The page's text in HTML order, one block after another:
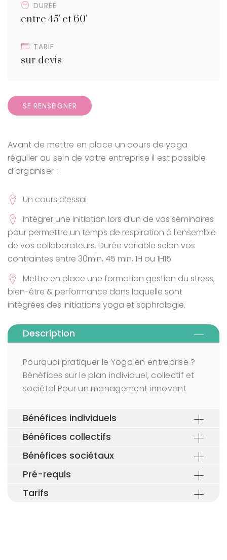
DURÉE
entre 45' et 60'
TARIF
sur devis
SE RENSEIGNER
Avant de mettre en place un cours de yoga
régulier au sein de votre entreprise il est possible
d’organiser :
Un cours d’essai
Intégrer une initiation lors d’un de vos séminaires
pour permettre un temps de respiration à l’ensemble
de vos collaborateurs. Durée variable selon vos
contraintes entre 30min, 45 min, 1H ou 1H15.
Mettre en place une formation gestion du stress,
bien-être & performance dans laquelle sont
intégrées des initiations yoga et sophrologie.
Description
Pourquoi pratiquer le Yoga en entreprise ?
Bénéfices sur le plan individuel, collectif et
sociétal Pour un management innovant
Bénéfices individuels
Bénéfices collectifs
Bénéfices sociétaux
Pré-requis
Tarifs